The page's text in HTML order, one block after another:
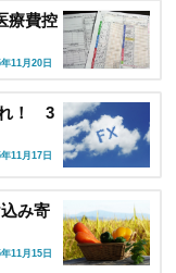
療費控
11月20日
れ！ 3
11月17日
み寄
11月15日